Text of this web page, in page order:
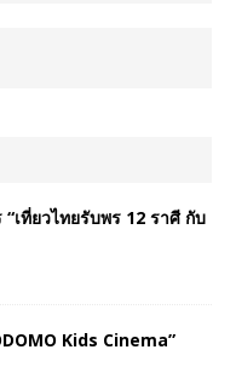
เที่ยวไทยรับพร 12 ราศี กับ
Kids Cinema”